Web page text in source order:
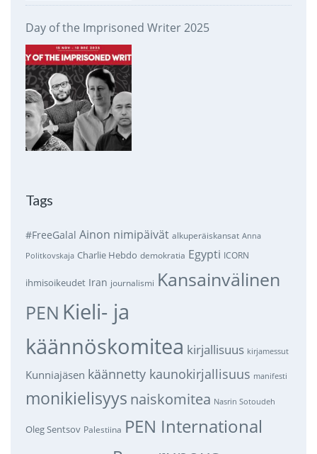
Day of the Imprisoned Writer 2025
Tags
#FreeGalal Ainon nimipäivät alkuperäiskansat Anna
Politkovskaja Charlie Hebdo demokratia Egypti ICORN
ihmisoikeudet Iran journalismi Kansainvälinen
PEN Kieli- ja
käännöskomitea kirjallisuus kirjamessut
Kunniajäsen käännetty kaunokirjallisuus manifesti
monikielisyys naiskomitea Nasrin Sotoudeh
Oleg Sentsov Palestiina PEN International